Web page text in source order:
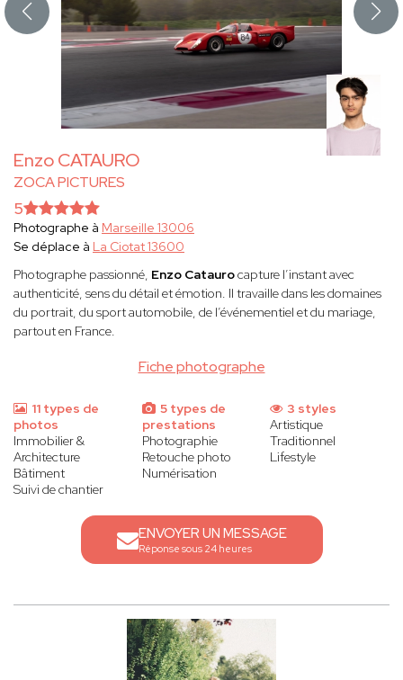
Enzo CATAURO
ZOCA PICTURES
Fiche photographe
5
Photographe à Marseille 13006
Se déplace à La Ciotat 13600
Photographe passionné, Enzo Cataurocapture l’instant avec
authenticité, sens du détail et émotion. Il travaille dans les domaines
du portrait, du sport automobile, de l’événementiel et du mariage,
partout en France.
11 types de
photos
Immobilier &
Architecture
Bâtiment
Suivi de chantier
5 types de
prestations
Photographie
Retouche photo
Numérisation
3 styles
Artistique
Traditionnel
Lifestyle
ENVOYER UN MESSAGE
Réponse sous 24 heures